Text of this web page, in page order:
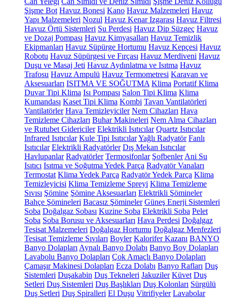
Şişme Bot Havuz Bonesi Kano Havuz Malzemeleri Havuz
Yapı Malzemeleri Nozul Havuz Kenar Izgarası Havuz Filtresi
Havuz Örtü Sistemleri Su Perdesi Havuz Dip Süzgeç Havuz
ve Dozaj Pompası Havuz Kimyasalları Havuz Temizlik
Ekipmanları Havuz Süpürge Hortumu Havuz Kepçesi Havuz
Robotu Havuz Süpürgesi ve Fırçası Havuz Merdiveni Havuz
Duşu ve Masaj Jeti Havuz Aydınlatma ve Isıtma Havuz
Trafosu Havuz Ampulü Havuz Termometresi Karavan ve
Aksesuarları ISITMA VE SOĞUTMA Klima Portatif Klima
Duvar Tipi Klima Isı Pompası Salon Tipi Klima Klima
Kumandası Kaset Tipi Klima Kombi Tavan Vantilatörleri
Vantilatörler Hava Temizleyiciler Nem Cihazları Hava
Temizleme Cihazları Buhar Makineleri Nem Alma Cihazları
ve Rutubet Gidericiler Elektrikli Isıtıcılar Quartz Isıtıcılar
Infrared Isıtıcılar Kule Tipi IsıtıcılarYağlı Radyatör Fanlı
Isıtıcılar Elektrikli Radyatörler Dış Mekan Isıtıcılar
Havlupanlar Radyatörler Termosifonlar Şofbenler Ani Su
Isıtıcı Isıtma ve Soğutma Yedek Parça Radyatör Vanaları
Termostat Klima Yedek Parça Radyatör Yedek Parça Klima
Temizleyicisi Klima Temizleme Spreyi Klima Temizleme
Sıvısı Şömine Şömine Aksesuarları Elektrikli Şömineler
Bahçe Şömineleri Bacasız Şömineler Güneş Enerji Sistemleri
Soba Doğalgaz Sobası Kuzine Soba Elektrikli Soba Pelet
Soba Soba Borusu ve Aksesuarları Hava Perdesi Doğalgaz
Tesisat Malzemeleri Doğalgaz Hortumu Doğalgaz Menfezleri
Tesisat Temizleme Sıvıları Boyler Kalorifer Kazanı BANYO
Banyo Dolapları Aynalı Banyo Dolabı Banyo Boy Dolapları
Lavabolu Banyo Dolapları Çok Amaçlı Banyo Dolapları
Çamaşır Makinesi Dolapları Ecza Dolabı Banyo Rafları Duş
Sistemleri Duşakabin Duş Tekneleri Jakuziler Küvet Duş
Setleri Duş Sistemleri Duş Başlıkları Duş Kolonları Sürgülü
Duş Setleri Duş Spiralleri El Duşu Vitrifiyeler Lavabolar